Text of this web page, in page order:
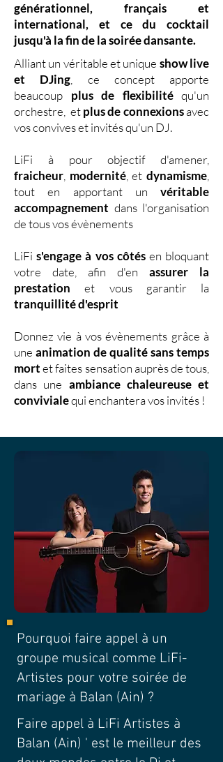
générationnel,
français et
international, et ce du cocktail
jusqu'à la fin de la soirée dansante.
Alliant un véritable et unique show live
et DJing
ce concept apporte
beaucoup plus de flexibilitéqu'un
orchestre, etplus de connexionsavec
vos convives et invités qu'un DJ.
LiFi à pour objectif d'amener,
fraicheur modernité, etdynamisme
tout en apportant un véritable
accompagnement dans l'organisation
de tous vos évènements
LiFis'engage à vos côtésen bloquant
votre date, afin d'en assurer la
prestationet vous garantir la
tranquillité d'esprit
Donnez vie à vos évènements grâce à
une animation de qualité sans temps
mortet faites sensation auprès de tous,
dans une ambiance chaleureuse et
convivialequi enchantera vos invités !
Pourquoi faire appel à un
groupe musical comme LiFi-
Artistes pour votre soirée de
mariage à Balan (Ain) ?
Faire appel à LiFi Artistes à
Balan (Ain) ' est le meilleur des